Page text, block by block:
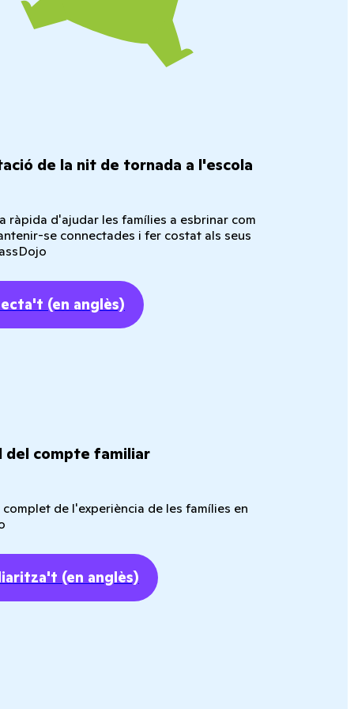
de la nit de tornada a l'escola
ràpida d'ajudar les famílies a esbrinar com
se connectades i fer costat als seus
(en anglès)
del compte familiar
complet de l'experiència de les famílies en
(en anglès)